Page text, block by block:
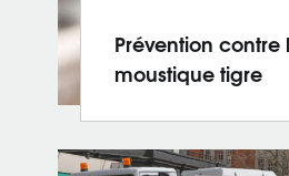
Prévention contre
moustique tigre